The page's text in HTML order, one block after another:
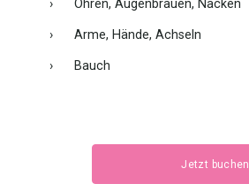
› Ohren, Augenbrauen, Nacken
› Arme, Hände, Achseln
› Bauch
Jetzt buchen